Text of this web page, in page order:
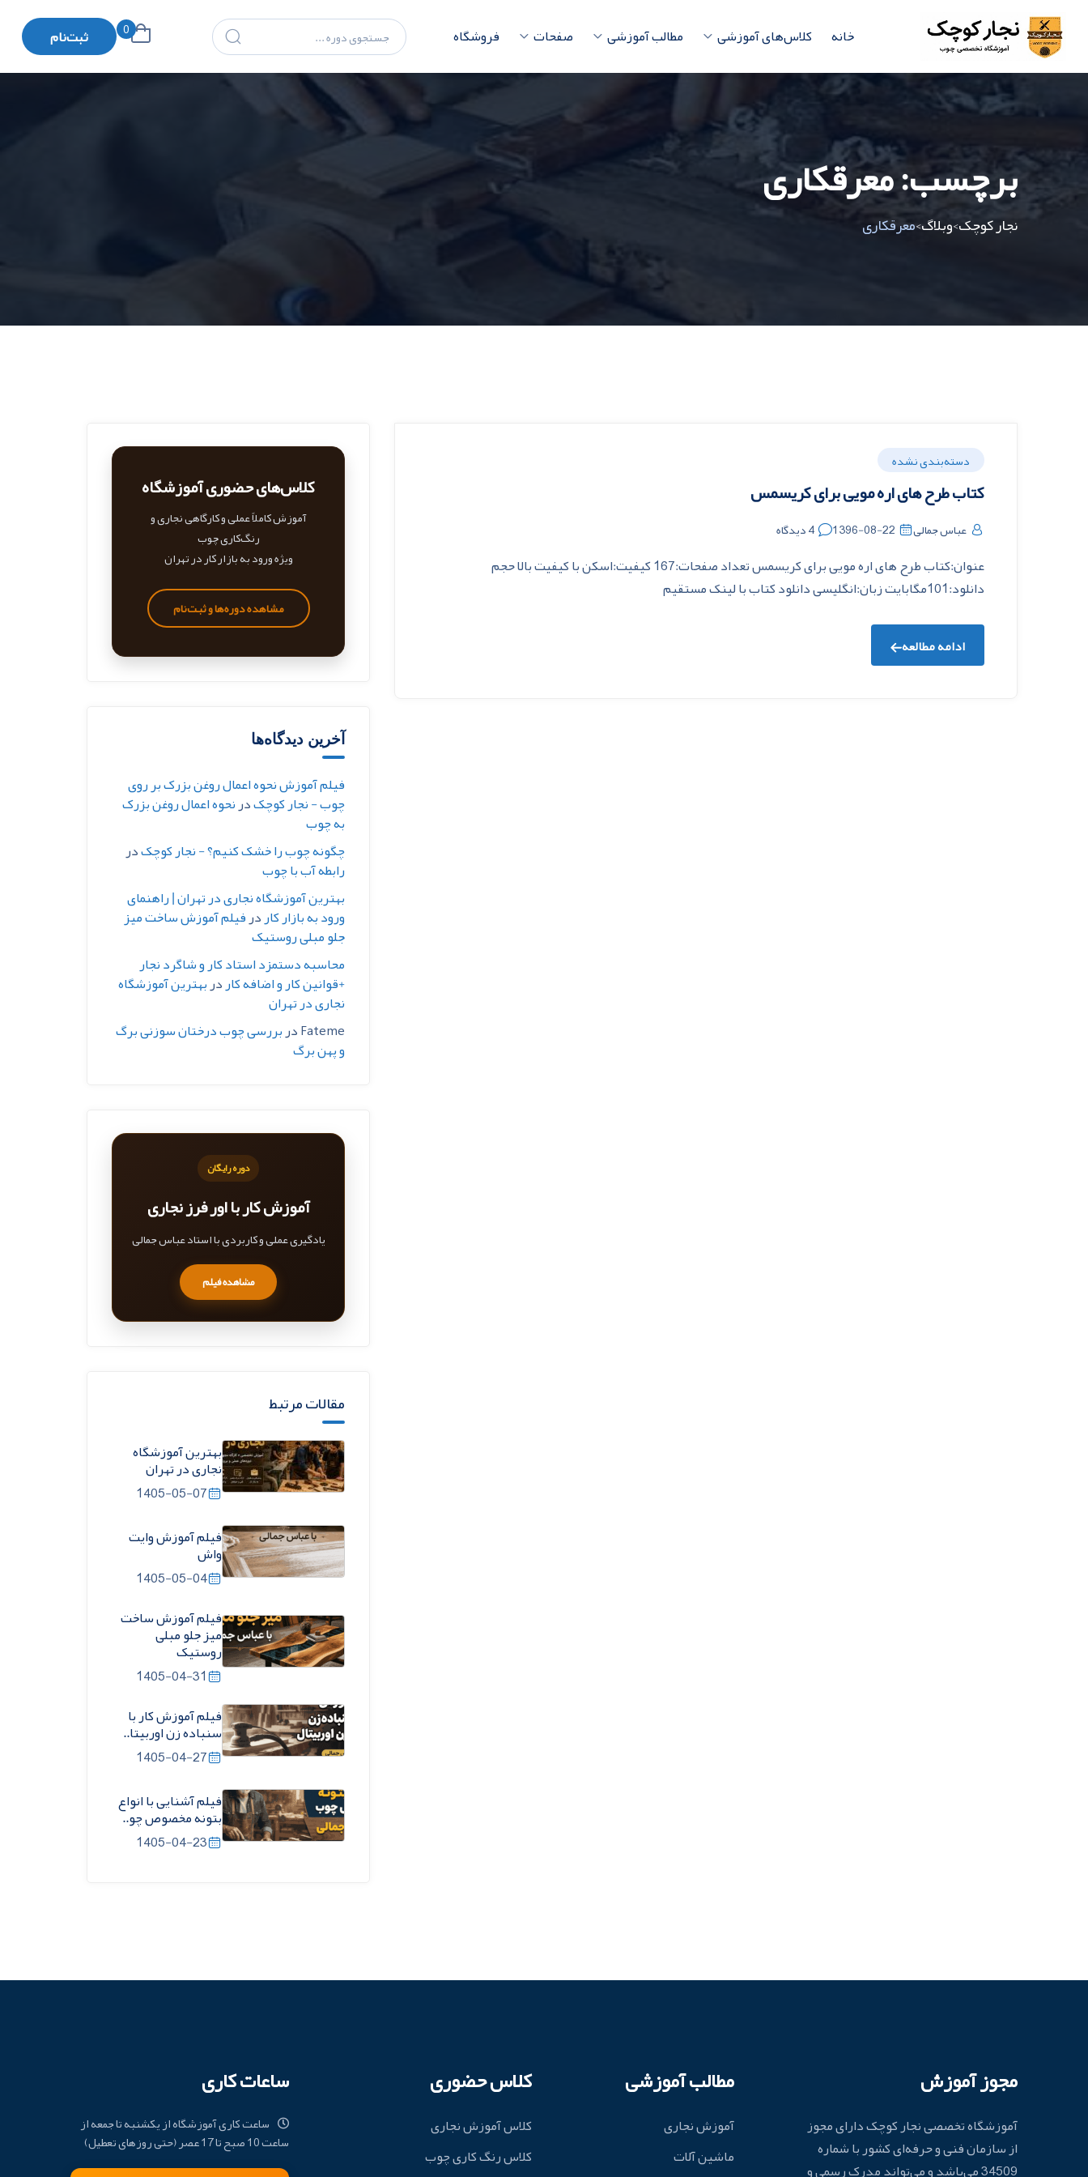
خانه کلاس‌های آموزشی مطالب آموزشی صفحات فروشگاه 0 ثبت‌نام
برچسب:معرقکاری
نجار کوچک>وبلاگ>معرقکاری
دسته‌بندی نشده
کتاب طرح های اره مویی برای کریسمس
عباس جمالی 1396-08-22 4 دیدگاه
عنوان:کتاب طرح های اره مویی برای کریسمس تعداد صفحات:167 کیفیت:اسکن با کیفیت بالا حجم
دانلود:101مگابایت زبان:انگلیسی دانلود کتاب با لینک مستقیم
ادامه مطالعه
کلاس‌های حضوری آموزشگاه
آموزش کاملاً عملی و کارگاهی نجاری و
رنگ‌کاری چوب
ویژه ورود به بازار کار در تهران
مشاهده دوره‌ها و ثبت‌نام
آخرین دیدگاه‌ها
فیلم آموزش نحوه اعمال روغن بزرک بر روی
چوب - نجار کوچکدرنحوه اعمال روغن بزرک
به چوب
چگونه چوب را خشک کنیم؟ - نجار کوچکدر
رابطه آب با چوب
بهترین آموزشگاه نجاری در تهران | راهنمای
ورود به بازار کاردرفیلم آموزش ساخت میز
جلو مبلی روستیک
محاسبه دستمزد استاد کار و شاگرد نجار
+قوانین کار و اضافه کاردربهترین آموزشگاه
نجاری در تهران
Fatemeدربررسی چوب درختان سوزنی برگ
و پهن برگ
دوره رایگان
آموزش کار با اور فرز نجاری
یادگیری عملی و کاربردی با استاد عباس جمالی
مشاهده فیلم
مقالات مرتبط
بهترین آموزشگاه
نجاری در تهران
1405-05-07
فیلم آموزش وایت
واش
1405-05-04
فیلم آموزش ساخت
میز جلو مبلی
روستیک
1405-04-31
فیلم آموزش کار با
سنباده زن اوربیتا..
1405-04-27
فیلم آشنایی با انواع
بتونه مخصوص چو..
1405-04-23
مجوز آموزش
آموزشگاه تخصصی نجار کوچک دارای مجوز
از سازمان فنی و حرفه‌ای کشور با شماره
34509 می‌باشد و می‌تواند مدرک رسمی و
مطالب آموزشی
آموزش نجاری
ماشین آلات
کلاس حضوری
کلاس آموزش نجاری
کلاس رنگ کاری چوب
ساعات کاری
ساعت کاری آموزشگاه از یکشنبه تا جمعه از
ساعت 10 صبح تا 17 عصر (حتی روزهای تعطیل)